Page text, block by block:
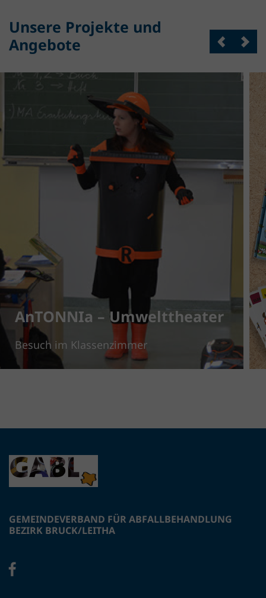
Unsere Projekte und
Angebote
AnTONNIa – Umwelttheater
Besuch im Klassenzimmer
GEMEINDEVERBAND FÜR ABFALLBEHANDLUNG
BEZIRK BRUCK/LEITHA